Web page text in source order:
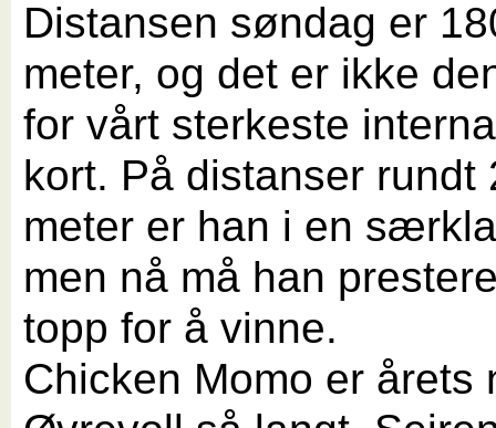
Distansen søndag er
meter, og det er ikke
for vårt sterkeste
kort. På distanser rundt
meter er han i en
men nå må han
topp for å vinne.
Chicken Momo er årets